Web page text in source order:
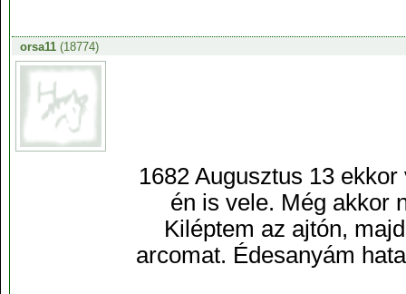
orsa11(18774)
1682 Augusztus 13
én is vele. Még akkor
Kiléptem az ajtón,
arcomat. Édesanyám